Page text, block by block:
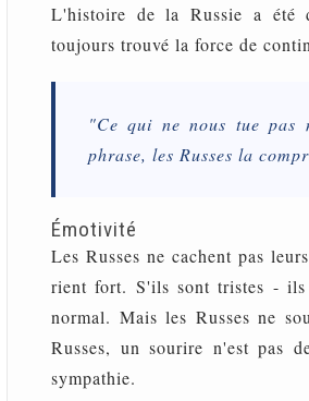
L'histoire de la Russie a été
toujours trouvé la force de
"Ce qui ne nous tue pas
phrase, les Russes la
Émotivité
Les Russes ne cachent pas
rient fort. S'ils sont tristes - ils
normal. Mais les Russes ne
Russes, un sourire n'est pas
sympathie.